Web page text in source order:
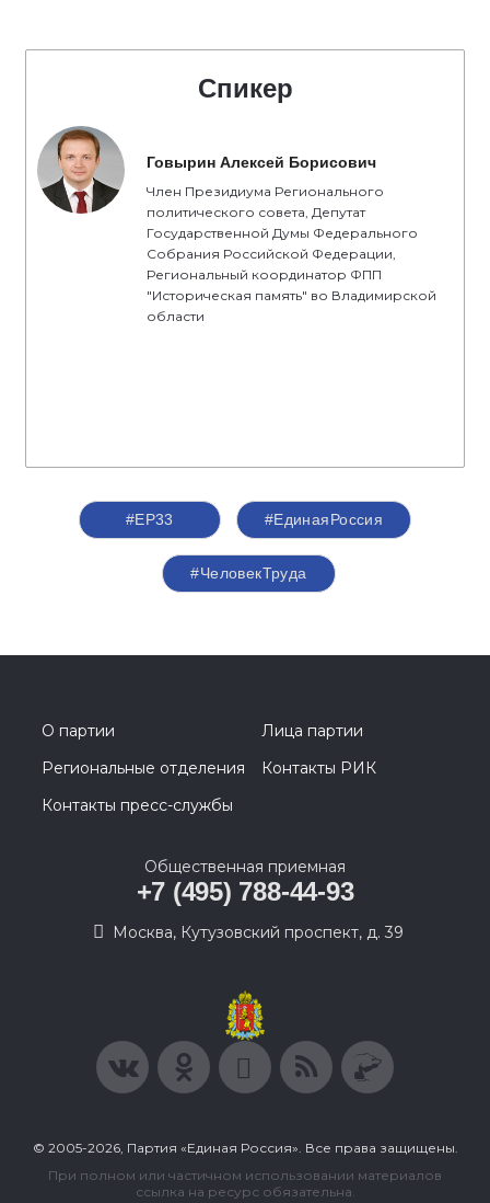
Спикер
Говырин Алексей Борисович
Член Президиума Регионального
политического совета, Депутат
Государственной Думы Федерального
Собрания Российской Федерации,
Региональный координатор ФПП
"Историческая память" во Владимирской
области
#ЕР33 #‎ЕдинаяРоссия
#ЧеловекТруда
О партии
Лица партии
Региональные отделения
Контакты РИК
Контакты пресс-службы
Общественная приемная
+7 (495) 788-44-93
Москва, Кутузовский проспект, д. 39
© 2005-2026, Партия «Единая Россия». Все права защищены.
При полном или частичном использовании материалов
ссылка на ресурс обязательна.